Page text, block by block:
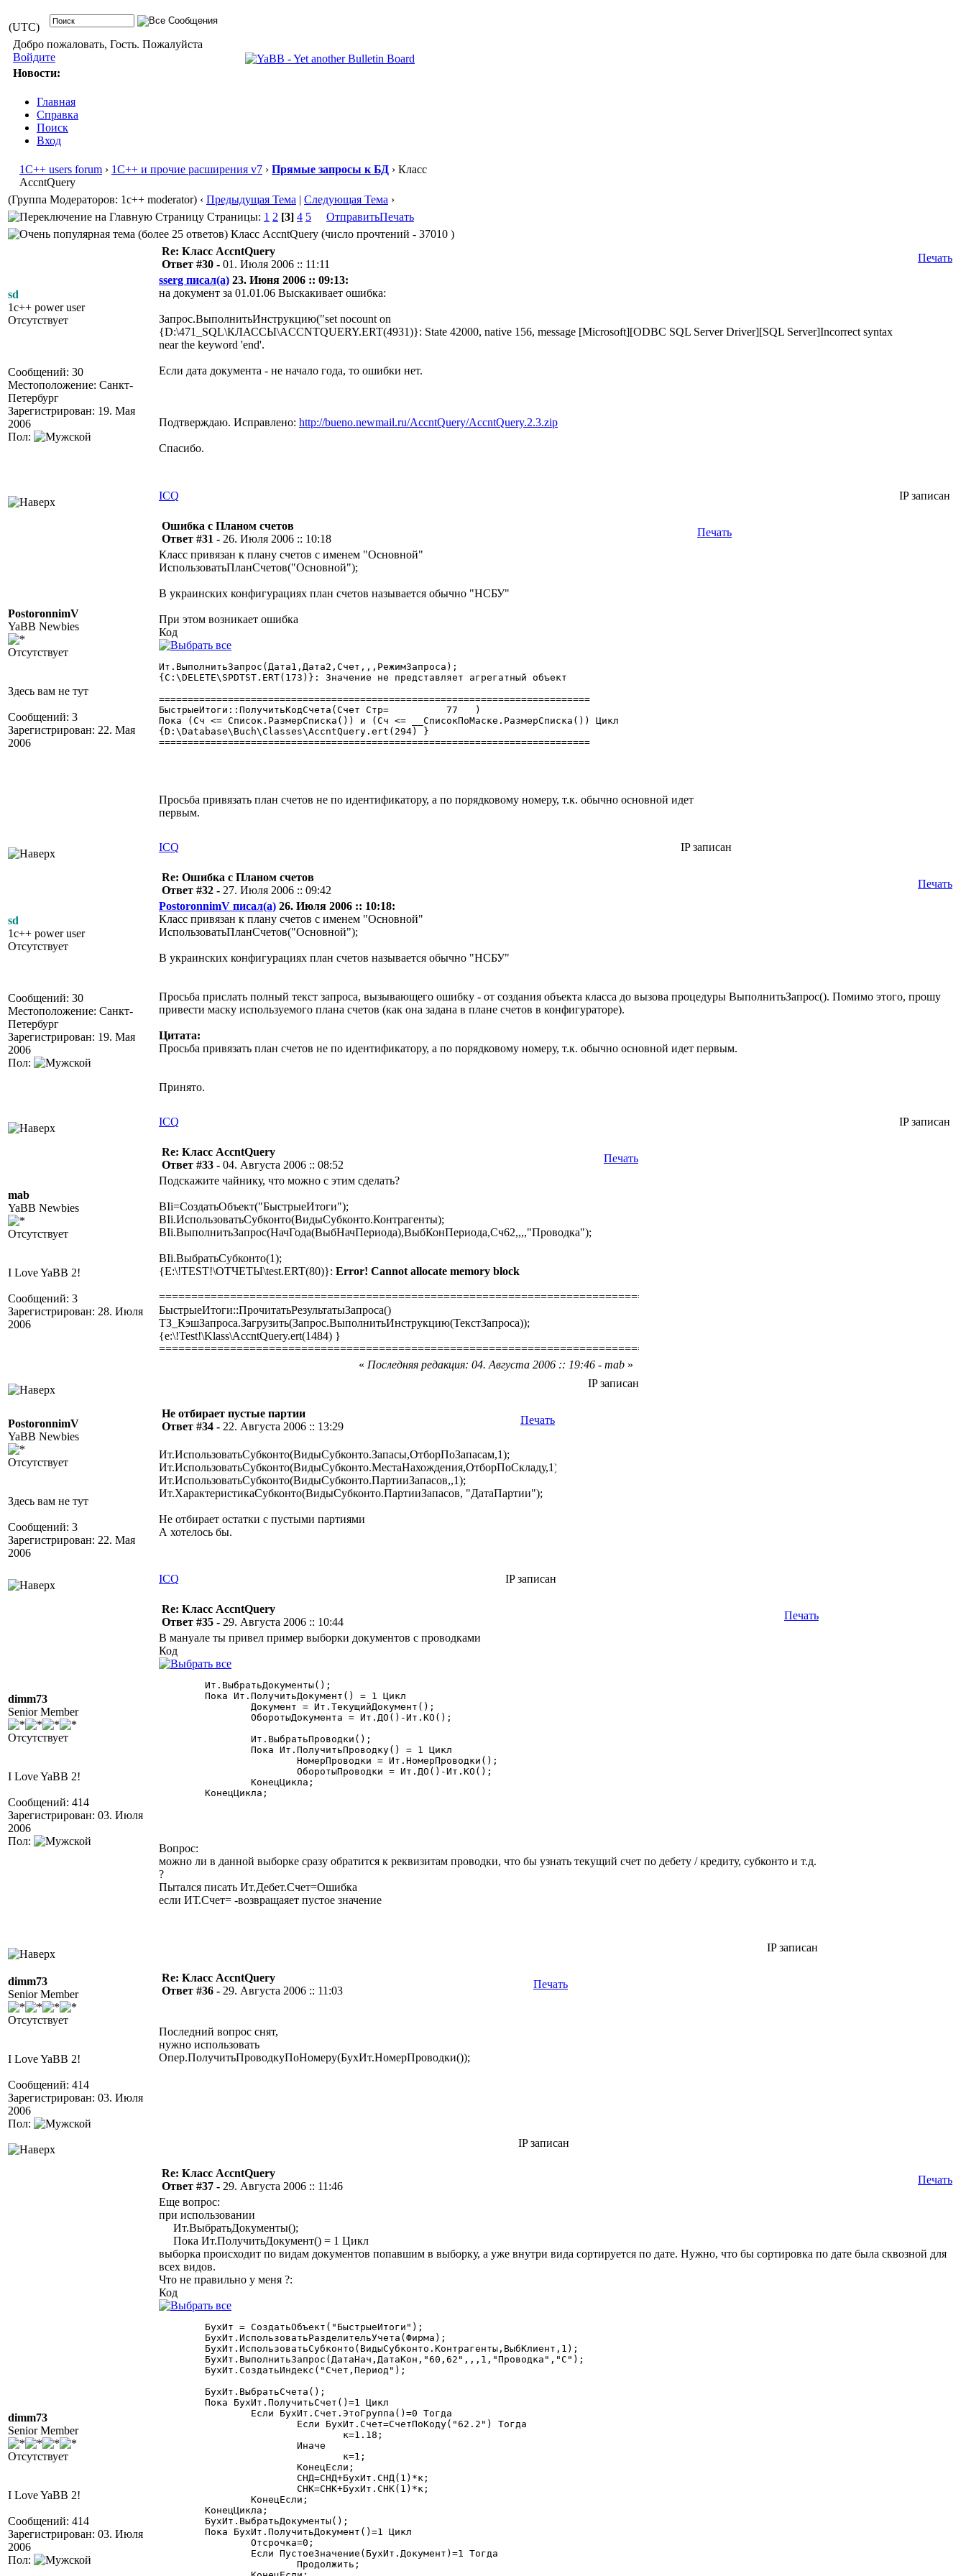
(UTC)
Добро пожаловать, Гость. Пожалуйста
Войдите
Новости:
Главная
Справка
Поиск
Вход
1С++ users forum › 1С++ и прочие расширения v7 › Прямые запросы к БД › Класс
AccntQuery
(Группа Модераторов: 1c++ moderator) ‹ Предыдущая Тема | Следующая Тема ›
Страницы: 1 2 [3] 4 5 ОтправитьПечать
Класс AccntQuery (число прочтений - 37010 )
sd
1c++ power user
Отсутствует
Сообщений: 30
Местоположение: Санкт-
Петербург
Зарегистрирован: 19. Мая
2006
Пол:
Re: Класс AccntQuery
Ответ #30 - 01. Июля 2006 :: 11:11
Печать
sserg писал(а) 23. Июня 2006 :: 09:13:
на документ за 01.01.06 Выскакивает ошибка:
Запрос.ВыполнитьИнструкцию("set nocount on
{D:\471_SQL\КЛАССЫ\ACCNTQUERY.ERT(4931)}: State 42000, native 156, message [Microsoft][ODBC SQL Server Driver][SQL Server]Incorrect syntax
near the keyword 'end'.
Если дата документа - не начало года, то ошибки нет.
Подтверждаю. Исправлено: http://bueno.newmail.ru/AccntQuery/AccntQuery.2.3.zip
Спасибо.
ICQ IP записан
PostoronnimV
YaBB Newbies
Отсутствует
Здесь вам не тут
Сообщений: 3
Зарегистрирован: 22. Мая
2006
Ошибка с Планом счетов
Ответ #31 - 26. Июля 2006 :: 10:18
Печать
Класс привязан к плану счетов с именем "Основной"
ИспользоватьПланСчетов("Основной");
В украинских конфигурациях план счетов называется обычно "НСБУ"
При этом возникает ошибка
Код
Ит.ВыполнитьЗапрос(Дата1,Дата2,Счет,,,РежимЗапроса);
{C:\DELETE\SPDTST.ERT(173)}: Значение не представляет агрегатный объект
===========================================================================
БыстрыеИтоги::ПолучитьКодСчета(Счет Стр=	  77   )
Пока (Сч <= Список.РазмерСписка()) и (Сч <= __СписокПоМаске.РазмерСписка()) Цикл
{D:\Database\Buch\Classes\AccntQuery.ert(294) }
===========================================================================
Просьба привязать план счетов не по идентификатору, а по порядковому номеру, т.к. обычно основной идет
первым.
ICQ IP записан
sd
1c++ power user
Отсутствует
Сообщений: 30
Местоположение: Санкт-
Петербург
Зарегистрирован: 19. Мая
2006
Пол:
Re: Ошибка с Планом счетов
Ответ #32 - 27. Июля 2006 :: 09:42
Печать
PostoronnimV писал(а) 26. Июля 2006 :: 10:18:
Класс привязан к плану счетов с именем "Основной"
ИспользоватьПланСчетов("Основной");
В украинских конфигурациях план счетов называется обычно "НСБУ"
Просьба прислать полный текст запроса, вызывающего ошибку - от создания объекта класса до вызова процедуры ВыполнитьЗапрос(). Помимо этого, прошу
привести маску используемого плана счетов (как она задана в плане счетов в конфигураторе).
Цитата:
Просьба привязать план счетов не по идентификатору, а по порядковому номеру, т.к. обычно основной идет первым.
Принято.
ICQ IP записан
mab
YaBB Newbies
Отсутствует
I Love YaBB 2!
Сообщений: 3
Зарегистрирован: 28. Июля
2006
Re: Класс AccntQuery
Ответ #33 - 04. Августа 2006 :: 08:52
Печать
Подскажите чайнику, что можно с этим сделать?
BIi=СоздатьОбъект("БыстрыеИтоги");
BIi.ИспользоватьСубконто(ВидыСубконто.Контрагенты);
BIi.ВыполнитьЗапрос(НачГода(ВыбНачПериода),ВыбКонПериода,Сч62,,,,"Проводка");
BIi.ВыбратьСубконто(1);
{E:\!TEST!\ОТЧЕТЫ\test.ERT(80)}: Error! Cannot allocate memory block
===========================================================================
БыстрыеИтоги::ПрочитатьРезультатыЗапроса()
ТЗ_КэшЗапроса.Загрузить(Запрос.ВыполнитьИнструкцию(ТекстЗапроса));
{e:\!Test!\Klass\AccntQuery.ert(1484) }
===========================================================================
« Последняя редакция: 04. Августа 2006 :: 19:46 - mab »
IP записан
PostoronnimV
YaBB Newbies
Отсутствует
Здесь вам не тут
Сообщений: 3
Зарегистрирован: 22. Мая
2006
Не отбирает пустые партии
Ответ #34 - 22. Августа 2006 :: 13:29
Печать
Ит.ИспользоватьСубконто(ВидыСубконто.Запасы,ОтборПоЗапасам,1);
Ит.ИспользоватьСубконто(ВидыСубконто.МестаНахождения,ОтборПоСкладу,1);
Ит.ИспользоватьСубконто(ВидыСубконто.ПартииЗапасов,,1);
Ит.ХарактеристикаСубконто(ВидыСубконто.ПартииЗапасов, "ДатаПартии");
Не отбирает остатки с пустыми партиями
А хотелось бы.
ICQ IP записан
dimm73
Senior Member
Отсутствует
I Love YaBB 2!
Сообщений: 414
Зарегистрирован: 03. Июля
2006
Пол:
Re: Класс AccntQuery
Ответ #35 - 29. Августа 2006 :: 10:44
Печать
В мануале ты привел пример выборки документов с проводками
Код
Вопрос:
можно ли в данной выборке сразу обратится к реквизитам проводки, что бы узнать текущий счет по дебету / кредиту, субконто и т.д.
?
Пытался писать Ит.Дебет.Счет=Ошибка
если ИТ.Счет= -возвращаяет пустое значение
IP записан
dimm73
Senior Member
Отсутствует
I Love YaBB 2!
Сообщений: 414
Зарегистрирован: 03. Июля
2006
Пол:
Re: Класс AccntQuery
Ответ #36 - 29. Августа 2006 :: 11:03
Печать
Последний вопрос снят,
нужно использовать
Опер.ПолучитьПроводкуПоНомеру(БухИт.НомерПроводки());
IP записан
dimm73
Senior Member
Отсутствует
I Love YaBB 2!
Сообщений: 414
Зарегистрирован: 03. Июля
2006
Пол:
Re: Класс AccntQuery
Ответ #37 - 29. Августа 2006 :: 11:46
Печать
Еще вопрос:
при использовании
Ит.ВыбратьДокументы();
Пока Ит.ПолучитьДокумент() = 1 Цикл
выборка происходит по видам документов попавшим в выборку, а уже внутри вида сортируется по дате. Нужно, что бы сортировка по дате была сквозной для
всех видов.
Что не правильно у меня ?:
Код